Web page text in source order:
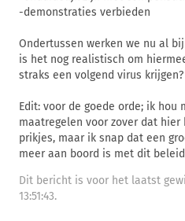
-demonstraties verbieden
Ondertussen werken we nu al
is het nog realistisch om
straks een volgend virus krijgen?
Edit: voor de goede orde; ik hou
maatregelen voor zover dat
prikjes, maar ik snap dat een
meer aan boord is met dit
Dit bericht is voor het laatst
13:51:43.